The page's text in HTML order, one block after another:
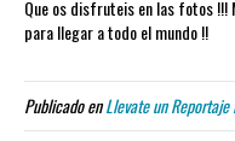
Que os disfruteis en las fotos !!!
para llegar a todo el mundo !!
Publicado enLlevate un